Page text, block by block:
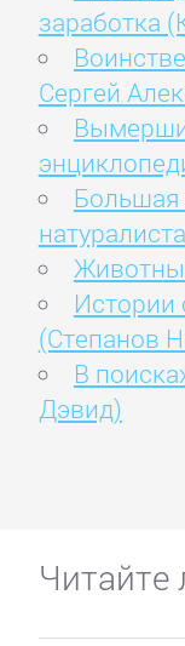
заработка
Сергей
Большая
Истории
(Степанов
В
Дэвид)
Читайте